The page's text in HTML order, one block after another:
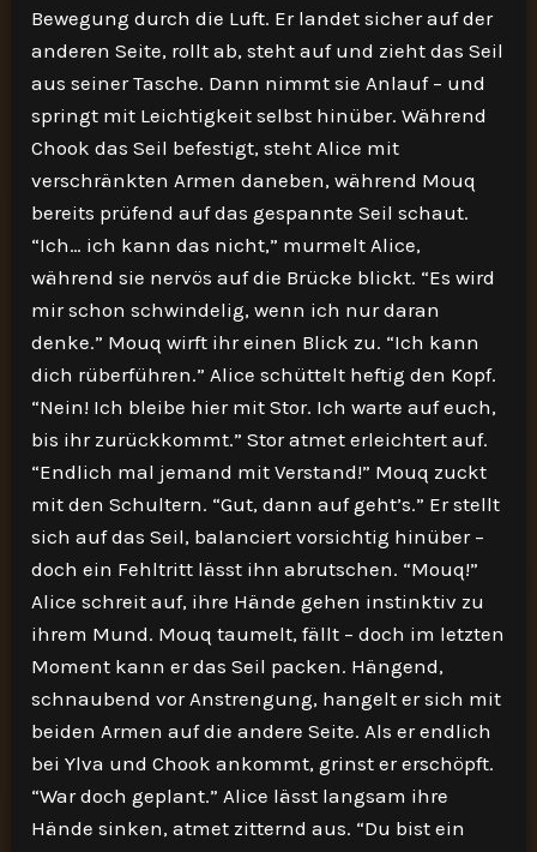
Bewegung durch die Luft. Er landet sicher auf der
anderen Seite, rollt ab, steht auf und zieht das Seil
aus seiner Tasche. Dann nimmt sie Anlauf – und
springt mit Leichtigkeit selbst hinüber. Während
Chook das Seil befestigt, steht Alice mit
verschränkten Armen daneben, während Mouq
bereits prüfend auf das gespannte Seil schaut.
“Ich… ich kann das nicht,” murmelt Alice,
während sie nervös auf die Brücke blickt. “Es wird
mir schon schwindelig, wenn ich nur daran
denke.” Mouq wirft ihr einen Blick zu. “Ich kann
dich rüberführen.” Alice schüttelt heftig den Kopf.
“Nein! Ich bleibe hier mit Stor. Ich warte auf euch,
bis ihr zurückkommt.” Stor atmet erleichtert auf.
“Endlich mal jemand mit Verstand!” Mouq zuckt
mit den Schultern. “Gut, dann auf geht’s.” Er stellt
sich auf das Seil, balanciert vorsichtig hinüber –
doch ein Fehltritt lässt ihn abrutschen. “Mouq!”
Alice schreit auf, ihre Hände gehen instinktiv zu
ihrem Mund. Mouq taumelt, fällt – doch im letzten
Moment kann er das Seil packen. Hängend,
schnaubend vor Anstrengung, hangelt er sich mit
beiden Armen auf die andere Seite. Als er endlich
bei Ylva und Chook ankommt, grinst er erschöpft.
“War doch geplant.” Alice lässt langsam ihre
Hände sinken, atmet zitternd aus. “Du bist ein